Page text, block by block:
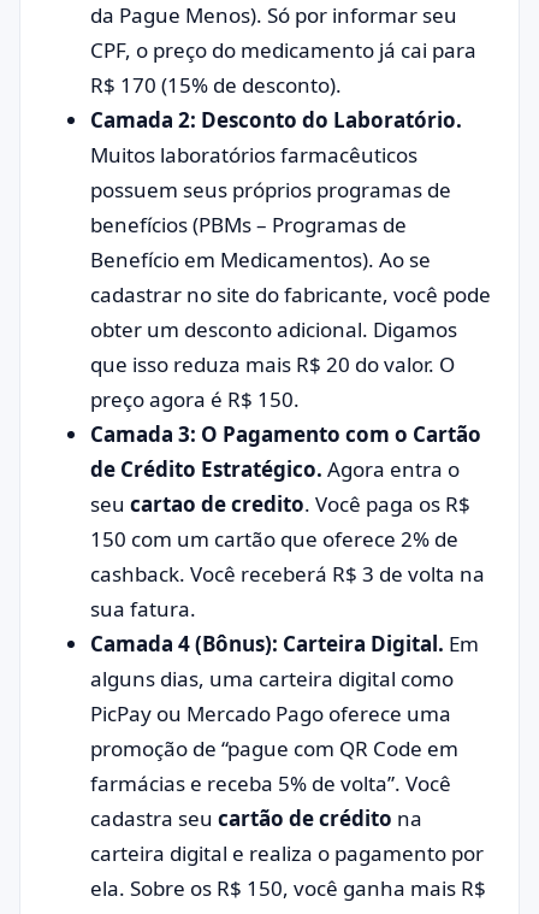
da Pague Menos). Só por informar seu
CPF, o preço do medicamento já cai para
R$ 170 (15% de desconto).
Camada 2: Desconto do Laboratório.
Muitos laboratórios farmacêuticos
possuem seus próprios programas de
benefícios (PBMs – Programas de
Benefício em Medicamentos). Ao se
cadastrar no site do fabricante, você pode
obter um desconto adicional. Digamos
que isso reduza mais R$ 20 do valor. O
preço agora é R$ 150.
Camada 3: O Pagamento com o Cartão
de Crédito Estratégico. Agora entra o
seu cartao de credito. Você paga os R$
150 com um cartão que oferece 2% de
cashback. Você receberá R$ 3 de volta na
sua fatura.
Camada 4 (Bônus): Carteira Digital. Em
alguns dias, uma carteira digital como
PicPay ou Mercado Pago oferece uma
promoção de “pague com QR Code em
farmácias e receba 5% de volta”. Você
cadastra seu cartão de crédito na
carteira digital e realiza o pagamento por
ela. Sobre os R$ 150, você ganha mais R$